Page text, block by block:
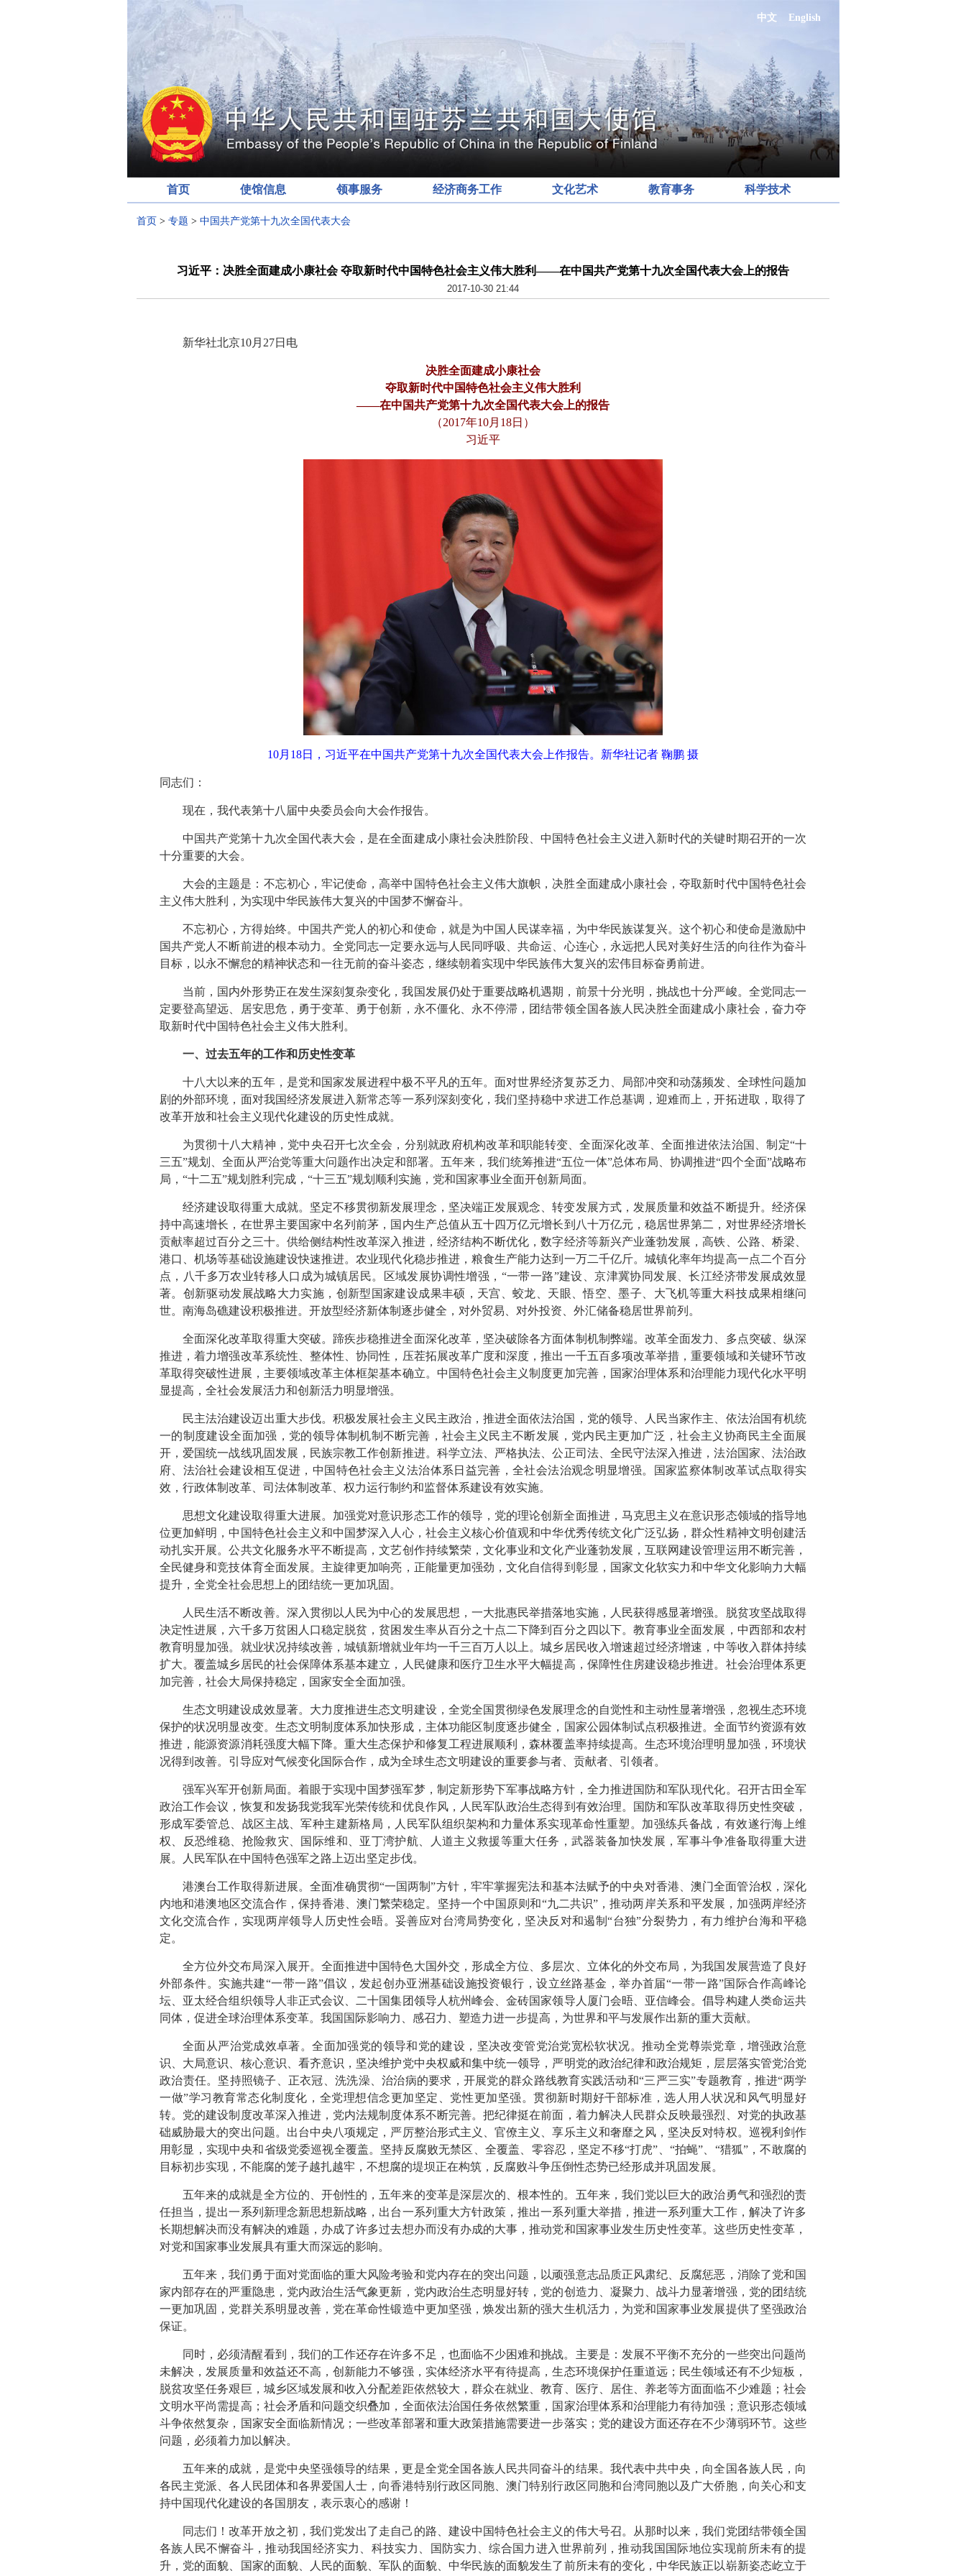
中文 English
首页 使馆信息 领事服务 经济商务工作 文化艺术 教育事务 科学技术
首页 > 专题 > 中国共产党第十九次全国代表大会
习近平：决胜全面建成小康社会 夺取新时代中国特色社会主义伟大胜利——在中国共产党第十九次全国代表大会上的报告
2017-10-30 21:44
新华社北京10月27日电
决胜全面建成小康社会
夺取新时代中国特色社会主义伟大胜利
——在中国共产党第十九次全国代表大会上的报告
（2017年10月18日）
习近平
10月18日，习近平在中国共产党第十九次全国代表大会上作报告。新华社记者 鞠鹏 摄
同志们：
现在，我代表第十八届中央委员会向大会作报告。
中国共产党第十九次全国代表大会，是在全面建成小康社会决胜阶段、中国特色社会主义进入新时代的关键时期召开的一次
十分重要的大会。
大会的主题是：不忘初心，牢记使命，高举中国特色社会主义伟大旗帜，决胜全面建成小康社会，夺取新时代中国特色社会
主义伟大胜利，为实现中华民族伟大复兴的中国梦不懈奋斗。
不忘初心，方得始终。中国共产党人的初心和使命，就是为中国人民谋幸福，为中华民族谋复兴。这个初心和使命是激励中
国共产党人不断前进的根本动力。全党同志一定要永远与人民同呼吸、共命运、心连心，永远把人民对美好生活的向往作为奋斗
目标，以永不懈怠的精神状态和一往无前的奋斗姿态，继续朝着实现中华民族伟大复兴的宏伟目标奋勇前进。
当前，国内外形势正在发生深刻复杂变化，我国发展仍处于重要战略机遇期，前景十分光明，挑战也十分严峻。全党同志一
定要登高望远、居安思危，勇于变革、勇于创新，永不僵化、永不停滞，团结带领全国各族人民决胜全面建成小康社会，奋力夺
取新时代中国特色社会主义伟大胜利。
一、过去五年的工作和历史性变革
十八大以来的五年，是党和国家发展进程中极不平凡的五年。面对世界经济复苏乏力、局部冲突和动荡频发、全球性问题加
剧的外部环境，面对我国经济发展进入新常态等一系列深刻变化，我们坚持稳中求进工作总基调，迎难而上，开拓进取，取得了
改革开放和社会主义现代化建设的历史性成就。
为贯彻十八大精神，党中央召开七次全会，分别就政府机构改革和职能转变、全面深化改革、全面推进依法治国、制定“十
三五”规划、全面从严治党等重大问题作出决定和部署。五年来，我们统筹推进“五位一体”总体布局、协调推进“四个全面”战略布
局，“十二五”规划胜利完成，“十三五”规划顺利实施，党和国家事业全面开创新局面。
经济建设取得重大成就。坚定不移贯彻新发展理念，坚决端正发展观念、转变发展方式，发展质量和效益不断提升。经济保
持中高速增长，在世界主要国家中名列前茅，国内生产总值从五十四万亿元增长到八十万亿元，稳居世界第二，对世界经济增长
贡献率超过百分之三十。供给侧结构性改革深入推进，经济结构不断优化，数字经济等新兴产业蓬勃发展，高铁、公路、桥梁、
港口、机场等基础设施建设快速推进。农业现代化稳步推进，粮食生产能力达到一万二千亿斤。城镇化率年均提高一点二个百分
点，八千多万农业转移人口成为城镇居民。区域发展协调性增强，“一带一路”建设、京津冀协同发展、长江经济带发展成效显
著。创新驱动发展战略大力实施，创新型国家建设成果丰硕，天宫、蛟龙、天眼、悟空、墨子、大飞机等重大科技成果相继问
世。南海岛礁建设积极推进。开放型经济新体制逐步健全，对外贸易、对外投资、外汇储备稳居世界前列。
全面深化改革取得重大突破。蹄疾步稳推进全面深化改革，坚决破除各方面体制机制弊端。改革全面发力、多点突破、纵深
推进，着力增强改革系统性、整体性、协同性，压茬拓展改革广度和深度，推出一千五百多项改革举措，重要领域和关键环节改
革取得突破性进展，主要领域改革主体框架基本确立。中国特色社会主义制度更加完善，国家治理体系和治理能力现代化水平明
显提高，全社会发展活力和创新活力明显增强。
民主法治建设迈出重大步伐。积极发展社会主义民主政治，推进全面依法治国，党的领导、人民当家作主、依法治国有机统
一的制度建设全面加强，党的领导体制机制不断完善，社会主义民主不断发展，党内民主更加广泛，社会主义协商民主全面展
开，爱国统一战线巩固发展，民族宗教工作创新推进。科学立法、严格执法、公正司法、全民守法深入推进，法治国家、法治政
府、法治社会建设相互促进，中国特色社会主义法治体系日益完善，全社会法治观念明显增强。国家监察体制改革试点取得实
效，行政体制改革、司法体制改革、权力运行制约和监督体系建设有效实施。
思想文化建设取得重大进展。加强党对意识形态工作的领导，党的理论创新全面推进，马克思主义在意识形态领域的指导地
位更加鲜明，中国特色社会主义和中国梦深入人心，社会主义核心价值观和中华优秀传统文化广泛弘扬，群众性精神文明创建活
动扎实开展。公共文化服务水平不断提高，文艺创作持续繁荣，文化事业和文化产业蓬勃发展，互联网建设管理运用不断完善，
全民健身和竞技体育全面发展。主旋律更加响亮，正能量更加强劲，文化自信得到彰显，国家文化软实力和中华文化影响力大幅
提升，全党全社会思想上的团结统一更加巩固。
人民生活不断改善。深入贯彻以人民为中心的发展思想，一大批惠民举措落地实施，人民获得感显著增强。脱贫攻坚战取得
决定性进展，六千多万贫困人口稳定脱贫，贫困发生率从百分之十点二下降到百分之四以下。教育事业全面发展，中西部和农村
教育明显加强。就业状况持续改善，城镇新增就业年均一千三百万人以上。城乡居民收入增速超过经济增速，中等收入群体持续
扩大。覆盖城乡居民的社会保障体系基本建立，人民健康和医疗卫生水平大幅提高，保障性住房建设稳步推进。社会治理体系更
加完善，社会大局保持稳定，国家安全全面加强。
生态文明建设成效显著。大力度推进生态文明建设，全党全国贯彻绿色发展理念的自觉性和主动性显著增强，忽视生态环境
保护的状况明显改变。生态文明制度体系加快形成，主体功能区制度逐步健全，国家公园体制试点积极推进。全面节约资源有效
推进，能源资源消耗强度大幅下降。重大生态保护和修复工程进展顺利，森林覆盖率持续提高。生态环境治理明显加强，环境状
况得到改善。引导应对气候变化国际合作，成为全球生态文明建设的重要参与者、贡献者、引领者。
强军兴军开创新局面。着眼于实现中国梦强军梦，制定新形势下军事战略方针，全力推进国防和军队现代化。召开古田全军
政治工作会议，恢复和发扬我党我军光荣传统和优良作风，人民军队政治生态得到有效治理。国防和军队改革取得历史性突破，
形成军委管总、战区主战、军种主建新格局，人民军队组织架构和力量体系实现革命性重塑。加强练兵备战，有效遂行海上维
权、反恐维稳、抢险救灾、国际维和、亚丁湾护航、人道主义救援等重大任务，武器装备加快发展，军事斗争准备取得重大进
展。人民军队在中国特色强军之路上迈出坚定步伐。
港澳台工作取得新进展。全面准确贯彻“一国两制”方针，牢牢掌握宪法和基本法赋予的中央对香港、澳门全面管治权，深化
内地和港澳地区交流合作，保持香港、澳门繁荣稳定。坚持一个中国原则和“九二共识”，推动两岸关系和平发展，加强两岸经济
文化交流合作，实现两岸领导人历史性会晤。妥善应对台湾局势变化，坚决反对和遏制“台独”分裂势力，有力维护台海和平稳
定。
全方位外交布局深入展开。全面推进中国特色大国外交，形成全方位、多层次、立体化的外交布局，为我国发展营造了良好
外部条件。实施共建“一带一路”倡议，发起创办亚洲基础设施投资银行，设立丝路基金，举办首届“一带一路”国际合作高峰论
坛、亚太经合组织领导人非正式会议、二十国集团领导人杭州峰会、金砖国家领导人厦门会晤、亚信峰会。倡导构建人类命运共
同体，促进全球治理体系变革。我国国际影响力、感召力、塑造力进一步提高，为世界和平与发展作出新的重大贡献。
全面从严治党成效卓著。全面加强党的领导和党的建设，坚决改变管党治党宽松软状况。推动全党尊崇党章，增强政治意
识、大局意识、核心意识、看齐意识，坚决维护党中央权威和集中统一领导，严明党的政治纪律和政治规矩，层层落实管党治党
政治责任。坚持照镜子、正衣冠、洗洗澡、治治病的要求，开展党的群众路线教育实践活动和“三严三实”专题教育，推进“两学
一做”学习教育常态化制度化，全党理想信念更加坚定、党性更加坚强。贯彻新时期好干部标准，选人用人状况和风气明显好
转。党的建设制度改革深入推进，党内法规制度体系不断完善。把纪律挺在前面，着力解决人民群众反映最强烈、对党的执政基
础威胁最大的突出问题。出台中央八项规定，严厉整治形式主义、官僚主义、享乐主义和奢靡之风，坚决反对特权。巡视利剑作
用彰显，实现中央和省级党委巡视全覆盖。坚持反腐败无禁区、全覆盖、零容忍，坚定不移“打虎”、“拍蝇”、“猎狐”，不敢腐的
目标初步实现，不能腐的笼子越扎越牢，不想腐的堤坝正在构筑，反腐败斗争压倒性态势已经形成并巩固发展。
五年来的成就是全方位的、开创性的，五年来的变革是深层次的、根本性的。五年来，我们党以巨大的政治勇气和强烈的责
任担当，提出一系列新理念新思想新战略，出台一系列重大方针政策，推出一系列重大举措，推进一系列重大工作，解决了许多
长期想解决而没有解决的难题，办成了许多过去想办而没有办成的大事，推动党和国家事业发生历史性变革。这些历史性变革，
对党和国家事业发展具有重大而深远的影响。
五年来，我们勇于面对党面临的重大风险考验和党内存在的突出问题，以顽强意志品质正风肃纪、反腐惩恶，消除了党和国
家内部存在的严重隐患，党内政治生活气象更新，党内政治生态明显好转，党的创造力、凝聚力、战斗力显著增强，党的团结统
一更加巩固，党群关系明显改善，党在革命性锻造中更加坚强，焕发出新的强大生机活力，为党和国家事业发展提供了坚强政治
保证。
同时，必须清醒看到，我们的工作还存在许多不足，也面临不少困难和挑战。主要是：发展不平衡不充分的一些突出问题尚
未解决，发展质量和效益还不高，创新能力不够强，实体经济水平有待提高，生态环境保护任重道远；民生领域还有不少短板，
脱贫攻坚任务艰巨，城乡区域发展和收入分配差距依然较大，群众在就业、教育、医疗、居住、养老等方面面临不少难题；社会
文明水平尚需提高；社会矛盾和问题交织叠加，全面依法治国任务依然繁重，国家治理体系和治理能力有待加强；意识形态领域
斗争依然复杂，国家安全面临新情况；一些改革部署和重大政策措施需要进一步落实；党的建设方面还存在不少薄弱环节。这些
问题，必须着力加以解决。
五年来的成就，是党中央坚强领导的结果，更是全党全国各族人民共同奋斗的结果。我代表中共中央，向全国各族人民，向
各民主党派、各人民团体和各界爱国人士，向香港特别行政区同胞、澳门特别行政区同胞和台湾同胞以及广大侨胞，向关心和支
持中国现代化建设的各国朋友，表示衷心的感谢！
同志们！改革开放之初，我们党发出了走自己的路、建设中国特色社会主义的伟大号召。从那时以来，我们党团结带领全国
各族人民不懈奋斗，推动我国经济实力、科技实力、国防实力、综合国力进入世界前列，推动我国国际地位实现前所未有的提
升，党的面貌、国家的面貌、人民的面貌、军队的面貌、中华民族的面貌发生了前所未有的变化，中华民族正以崭新姿态屹立于